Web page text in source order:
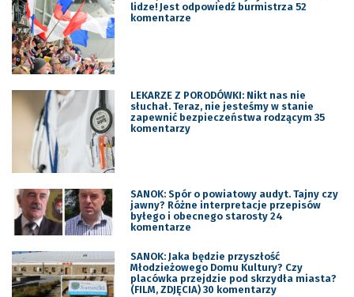
lidze! Jest odpowiedź burmistrza 52
komentarze
LEKARZE Z PORODÓWKI: Nikt nas nie
słuchał. Teraz, nie jesteśmy w stanie
zapewnić bezpieczeństwa rodzącym 35
komentarzy
SANOK: Spór o powiatowy audyt. Tajny czy
jawny? Różne interpretacje przepisów
byłego i obecnego starosty 24
komentarze
SANOK: Jaka będzie przyszłość
Młodzieżowego Domu Kultury? Czy
placówka przejdzie pod skrzydła miasta?
(FILM, ZDJĘCIA) 30 komentarzy